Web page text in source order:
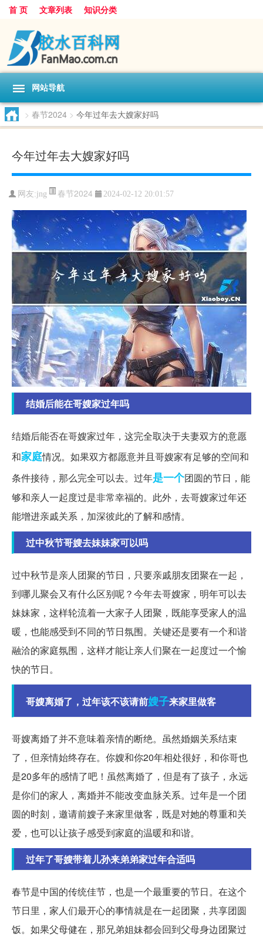
首 页 文章列表 知识分类
网站导航
> 春节2024 > 今年过年去大嫂家好吗
今年过年去大嫂家好吗
网友:jng 春节2024 2024-02-12 20:01:57
结婚后能在哥嫂家过年吗
结婚后能否在哥嫂家过年，这完全取决于夫妻双方的意愿
和家庭情况。如果双方都愿意并且哥嫂家有足够的空间和
条件接待，那么完全可以去。过年是一个团圆的节日，能
够和亲人一起度过是非常幸福的。此外，去哥嫂家过年还
能增进亲戚关系，加深彼此的了解和感情。
过中秋节哥嫂去妹妹家可以吗
过中秋节是亲人团聚的节日，只要亲戚朋友团聚在一起，
到哪儿聚会又有什么区别呢？今年去哥嫂家，明年可以去
妹妹家，这样轮流着一大家子人团聚，既能享受家人的温
暖，也能感受到不同的节日氛围。关键还是要有一个和谐
融洽的家庭氛围，这样才能让亲人们聚在一起度过一个愉
快的节日。
哥嫂离婚了，过年该不该请前嫂子来家里做客
哥嫂离婚了并不意味着亲情的断绝。虽然婚姻关系结束
了，但亲情始终存在。你嫂和你20年相处很好，和你哥也
是20多年的感情了吧！虽然离婚了，但是有了孩子，永远
是你们的家人，离婚并不能改变血脉关系。过年是一个团
圆的时刻，邀请前嫂子来家里做客，既是对她的尊重和关
爱，也可以让孩子感受到家庭的温暖和和谐。
过年了哥嫂带着儿孙来弟弟家过年合适吗
春节是中国的传统佳节，也是一个最重要的节日。在这个
节日里，家人们最开心的事情就是在一起团聚，共享团圆
饭。如果父母健在，那兄弟姐妹都会回到父母身边团聚过